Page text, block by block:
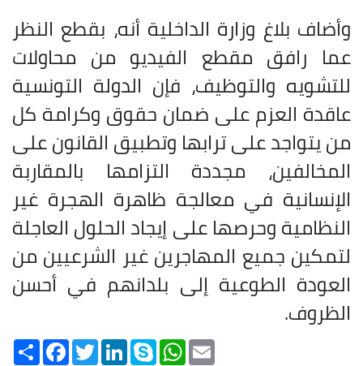
وأضاف بلاغ وزارة الداخلية أنه، بقطع النظر
عما رافق مقطع الفيديو من محاولات
للتشويه والتوظيف، فإن الدولة التونسية
عاقدة العزم على ضمان حقوق وكرامة كل
من يتواجد على ترابها وتطبيق القانون على
المخالفين، مجددة التزامها بالمقاربة
الإنسانية في معالجة ظاهرة الهجرة غير
النظامية وحرصها على إيجاد الحلول العاجلة
لتمكين جميع المهاجرين غير الشرعيين من
العودة الطوعية إلى بلدانهم في أحسن
الظروف.
Share FacebookTwitterLinkedInSkype WhatsApp